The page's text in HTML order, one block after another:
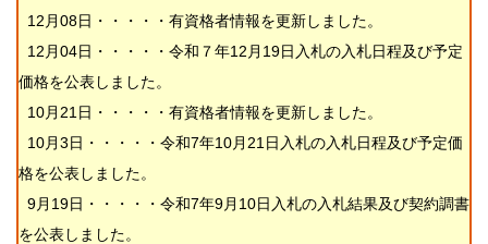
12月08日・・・・・ 有資格者情報を更新しました。
12月04日・・・・・令和７年12月19日入札の入札日程及び予定
価格を公表しました。
10月21日・・・・・有資格者情報を更新しました。
10月3日・・・・・令和7年10月21日入札の入札日程及び予定価
格を公表しました。
9月19日・・・・・令和7年9月10日入札の入札結果及び契約調書
を公表しました。